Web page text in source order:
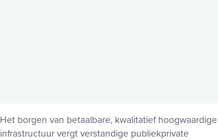
Het borgen van betaalbare, kwalitatief hoogwaardige
infrastructuur vergt verstandige publiekprivate